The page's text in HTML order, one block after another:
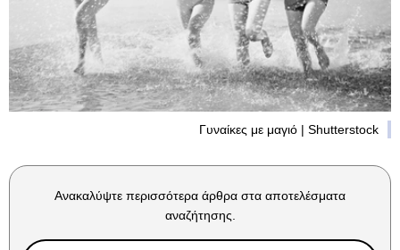
Γυναίκες με μαγιό | Shutterstock
Ανακαλύψτε περισσότερα άρθρα στα αποτελέσματα
αναζήτησης.